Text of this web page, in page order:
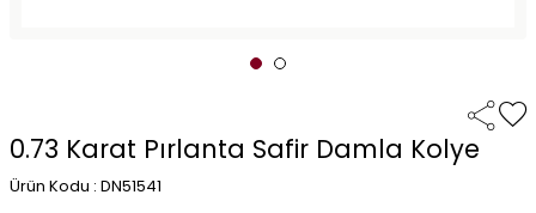
0.73 Karat Pırlanta Safir Damla Kolye
Ürün Kodu : DN51541